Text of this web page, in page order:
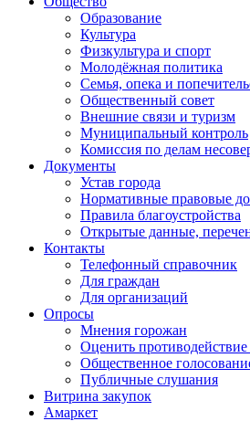
Образование
Культура
Физкультура и спорт
Молодёжная политика
Семья, опека и
Общественный совет
Внешние связи и туризм
Муниципальный контроль
Комиссия по делам
Документы
Устав города
Нормативные правовые
Правила благоустройства
Открытые данные,
Контакты
Телефонный справочник
Для граждан
Для организаций
Опросы
Мнения горожан
Оценить
Общественное
Публичные слушания
Витрина закупок
Амаркет